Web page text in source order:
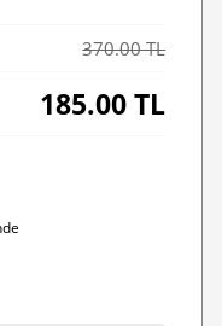
370.00 TL
185.00TL